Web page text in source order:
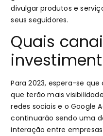
divulgar produtos e
seus seguidores.
Quais
Para 2023, espera-se
que terão mais
redes sociais e o Google
continuarão sendo uma
interação entre